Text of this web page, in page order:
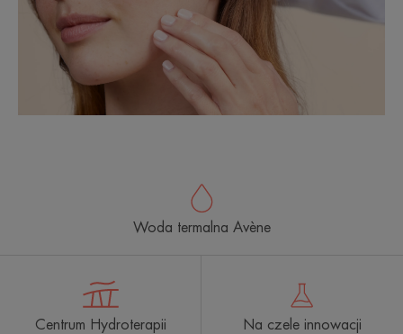
Woda termalna Avène
Centrum Hydroterapii
Na czele innowacji